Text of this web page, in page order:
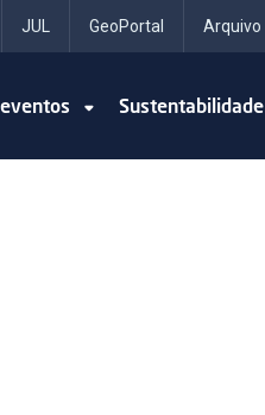
JUL GeoPortal Arquivo
Sustentabilidade